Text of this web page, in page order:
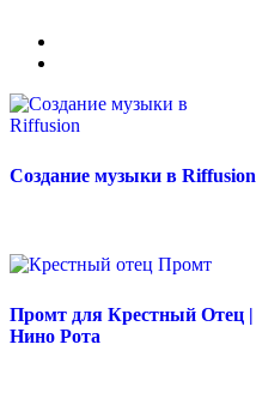
Создание музыки в Riffusion
Промт для Крестный Отец |
Нино Рота